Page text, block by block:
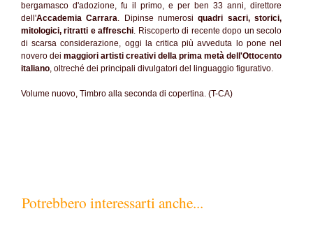
bergamasco d'adozione, fu il primo, e per ben 33 anni, direttore
dell'Accademia Carrara. Dipinse numerosiquadri sacri, storici,
mitologici, ritratti e affreschi. Riscoperto di recente dopo un secolo
di scarsa considerazione, oggi la critica più avveduta lo pone nel
novero dei maggiori artisti creativi della prima metà dell'Ottocento
italiano, oltreché dei principali divulgatori del linguaggio figurativo.
Volume nuovo, Timbro alla seconda di copertina. (T-CA)
Potrebbero interessarti anche...